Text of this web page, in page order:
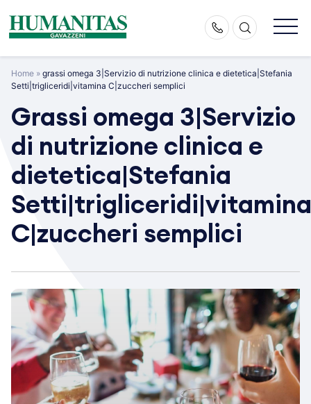
content
Home » grassi omega 3|Servizio di nutrizione clinica e dietetica|Stefania
Setti|trigliceridi|vitamina C|zuccheri semplici
Grassi omega 3|Servizio
di nutrizione clinica e
dietetica|Stefania
Setti|trigliceridi|vitamina
C|zuccheri semplici